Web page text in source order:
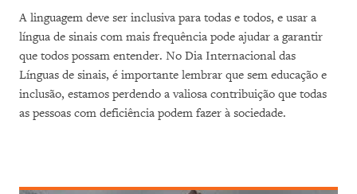
A linguagem deve ser inclusiva para todas e todos, e usar a
língua de sinais com mais frequência pode ajudar a garantir
que todos possam entender. No Dia Internacional das
Línguas de sinais, é importante lembrar que sem educação e
inclusão, estamos perdendo a valiosa contribuição que todas
as pessoas com deficiência podem fazer à sociedade.